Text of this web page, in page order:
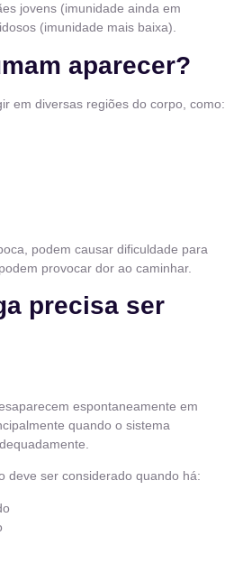
jovens (imunidade ainda em
(imunidade mais baixa).
aparecer?
em diversas regiões do corpo, como:
podem causar dificuldade para
provocar dor ao caminhar.
precisa ser
espontaneamente em
quando o sistema
deve ser considerado quando há: